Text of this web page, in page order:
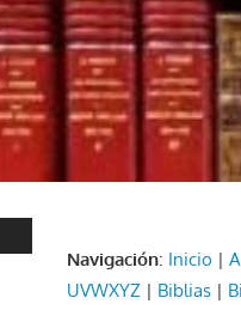
Navigación: Inicio |A
UVWXYZ | Biblias |